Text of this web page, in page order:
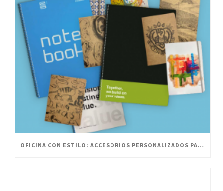
OFICINA CON ESTILO: ACCESORIOS PERSONALIZADOS PARA UN ESPACIO INNOVADOR